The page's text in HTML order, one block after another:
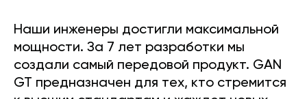
Наши инженеры достигли максимальной
мощности. За 7 лет разработки мы
создали самый передовой продукт. GAN
GT предназначен для тех, кто стремится